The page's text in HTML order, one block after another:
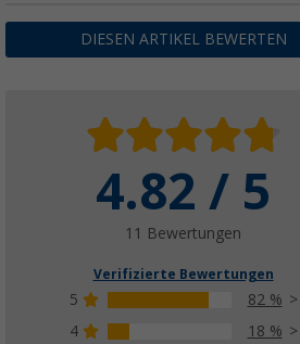
DIESEN ARTIKEL BEWERTEN
4.82 / 5
11 Bewertungen
Verifizierte Bewertungen
5
82 %
4
18 %